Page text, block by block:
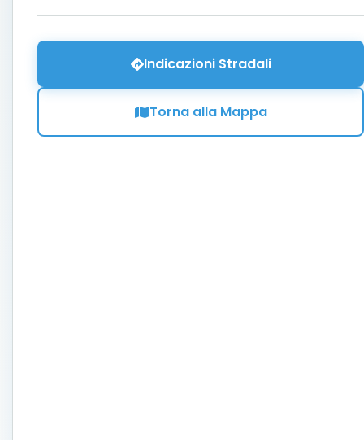
Indicazioni Stradali
Torna alla Mappa